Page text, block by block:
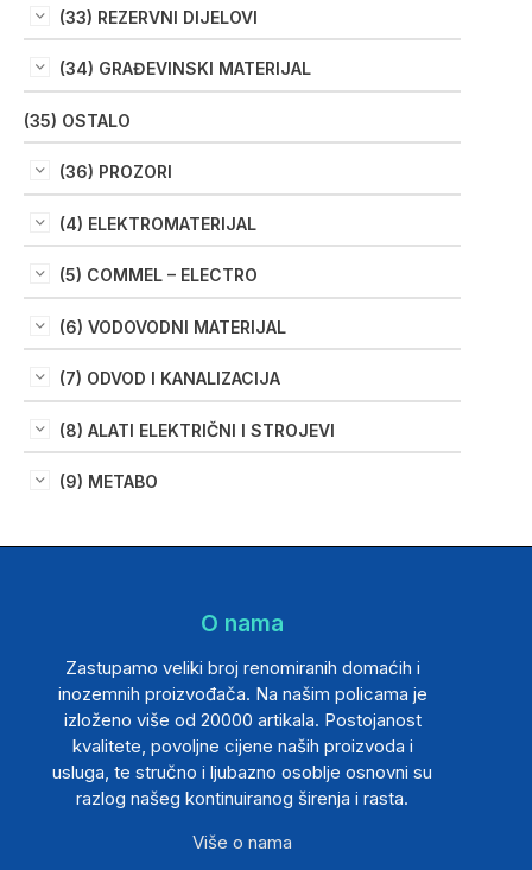
(33) REZERVNI DIJELOVI
(34) GRAĐEVINSKI MATERIJAL
(35) OSTALO
(36) PROZORI
(4) ELEKTROMATERIJAL
(5) COMMEL – ELECTRO
(6) VODOVODNI MATERIJAL
(7) ODVOD I KANALIZACIJA
(8) ALATI ELEKTRIČNI I STROJEVI
(9) METABO
O nama
Zastupamo veliki broj renomiranih domaćih i
inozemnih proizvođača. Na našim policama je
izloženo više od 20000 artikala. Postojanost
kvalitete, povoljne cijene naših proizvoda i
usluga, te stručno i ljubazno osoblje osnovni su
razlog našeg kontinuiranog širenja i rasta.
Više o nama